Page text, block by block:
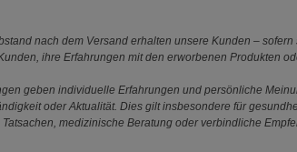
nach dem Versand erhalten unsere Kunden –
ihre Erfahrungen mit den erworbenen Produkten
geben individuelle Erfahrungen und persönliche
oder Aktualität. Dies gilt insbesondere für
medizinische Beratung oder verbindliche